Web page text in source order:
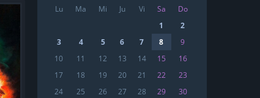
Lu Ma Mi Ju Vi Sa
Do
1
2
3
4 5 6 7 8
9
10
11 12 13 14 15
16
17
18 19 20 21 22
23
24
25 26 27 28 29
30